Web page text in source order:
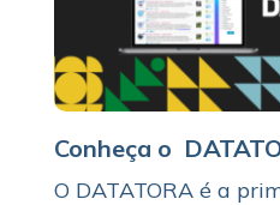
Conheça o
O DATATORA é a